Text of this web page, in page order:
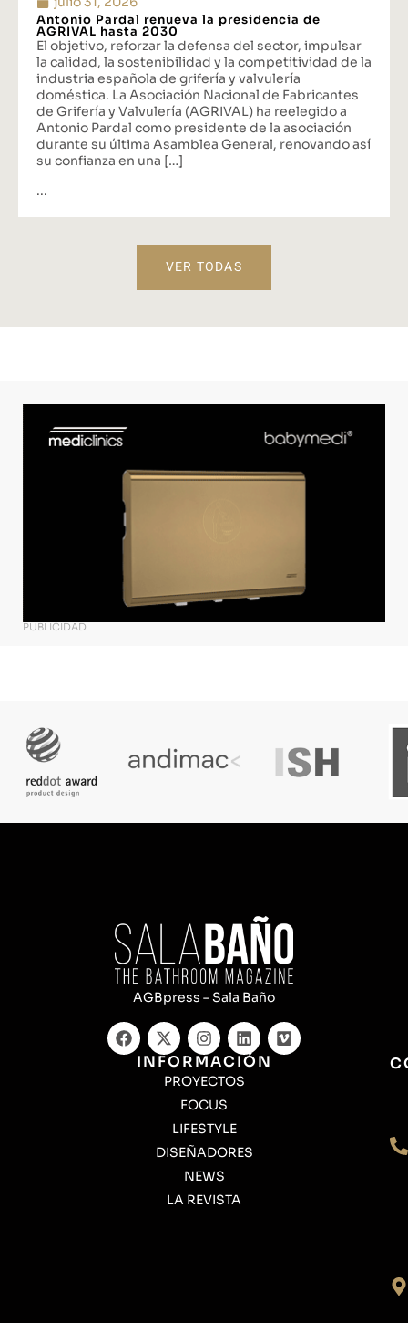
Antonio Pardal renueva la presidencia de
AGRIVAL hasta 2030
El objetivo, reforzar la defensa del sector, impulsar
la calidad, la sostenibilidad y la competitividad de la
industria española de grifería y valvulería
doméstica. La Asociación Nacional de Fabricantes
de Grifería y Valvulería (AGRIVAL) ha reelegido a
Antonio Pardal como presidente de la asociación
durante su última Asamblea General, renovando así
su confianza en una […]
...
VER TODAS
PUBLICIDAD
AGBpress – Sala Baño
INFORMACIÓN
PROYECTOS
FOCUS
LIFESTYLE
DISEÑADORES
NEWS
LA REVISTA